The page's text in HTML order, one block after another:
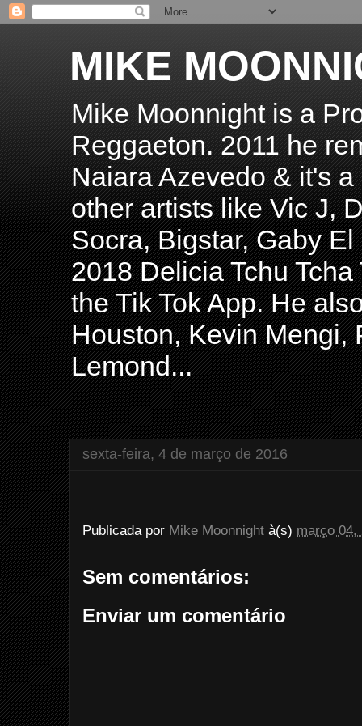
MIKE
Mike Moonnight is a
Reggaeton. 2011 he
Naiara Azevedo & it's
other artists like Vic J,
Socra, Bigstar, Gaby
2018 Delicia Tchu
the Tik Tok App. He
Houston, Kevin Mengi,
Lemond...
sexta-feira, 4 de março de 2016
Publicada por Mike Moonnight à(s) março 04,
Sem comentários:
Enviar um comentário